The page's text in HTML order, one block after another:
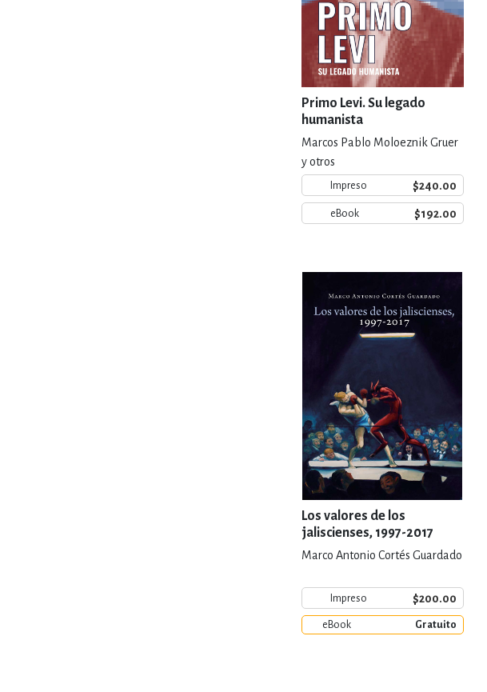
Primo Levi. Su legado
humanista
Marcos Pablo Moloeznik Gruer
y otros
Impreso $240.00
eBook $192.00
Los valores de los
jaliscienses, 1997-2017
Marco Antonio Cortés Guardado
Impreso $200.00
eBook Gratuito